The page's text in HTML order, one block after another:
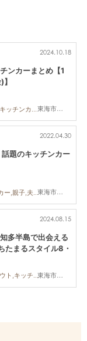
東海市,大府市,知多市,阿久比町,半田市,常滑市,武豊町,美浜町,南知多町
2024.10.18
ンカーまとめ【1
東海市,大府市,知多市,阿久比町,半田市,武豊町,南知多町,常滑市,美浜町,東浦町
2022.04.30
題のキッチンカー
テイクアウト,キッチンカー,親子,夫婦,家族,カップル,おひとりさま,友人,ペット,知多半島
東海市,知多市,半田市,常滑市
2024.08.15
多半島で出会える
たまるスタイル8・
パン,スイーツ,テイクアウト,キッチンカー,ちたまるスタイル掲載店